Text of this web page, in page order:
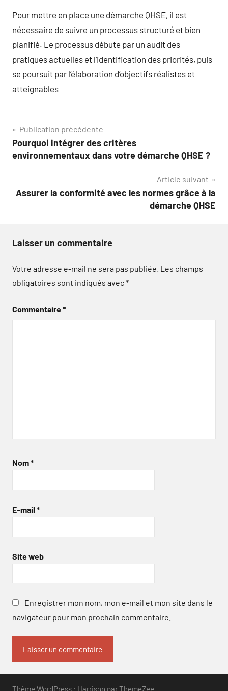
Pour mettre en place une démarche QHSE, il est
nécessaire de suivre un processus structuré et bien
planifié. Le processus débute par un audit des
pratiques actuelles et l’identification des priorités, puis
se poursuit par l’élaboration d’objectifs réalistes et
atteignables
Navigation
de
Publication précédente
Pourquoi intégrer des critères
environnementaux dans votre démarche QHSE ?
Article suivant
Assurer la conformité avec les normes grâce à la
démarche QHSE
Laisser un commentaire
Votre adresse e-mail ne sera pas publiée. Les champs
obligatoires sont indiqués avec*
Commentaire*
Nom*
E-mail *
Site web
Enregistrer mon nom, mon e-mail et mon site dans le
navigateur pour mon prochain commentaire.
Thème WordPress : Harrison par ThemeZee.